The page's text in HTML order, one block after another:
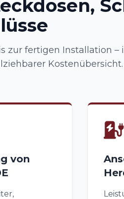
zur fertigen Installation –
Kostenübersicht.
von